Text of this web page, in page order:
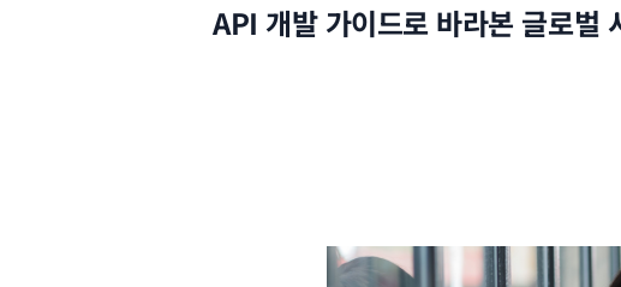
PORTFOLIOAPI 개발 가이드로 바라본 글로벌